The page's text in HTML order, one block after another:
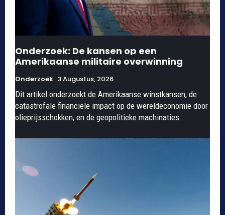
Onderzoek: De kansen op een
Amerikaanse militaire overwinning
Onderzoek 3 Augustus, 2026
Dit artikel onderzoekt de Amerikaanse winstkansen, de
catastrofale financiële impact op de wereldeconomie door
olieprijsschokken, en de geopolitieke machinaties.